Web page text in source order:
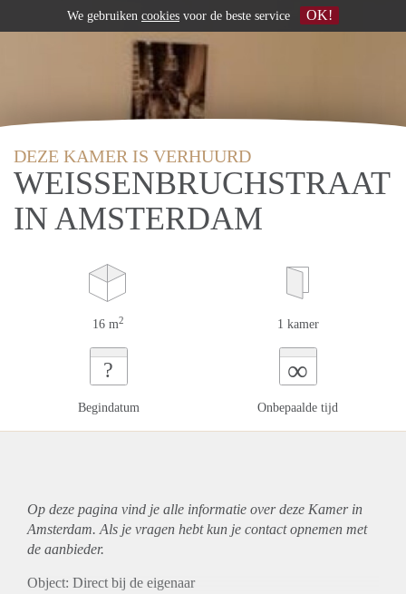
DEZE KAMER IS VERHUURD
WEISSENBRUCHSTRAAT
IN AMSTERDAM
16 m2 1 kamer
?
Begindatum
∞
Onbepaalde tijd
Op deze pagina vind je alle informatie over deze Kamer in
Amsterdam. Als je vragen hebt kun je contact opnemen met
de aanbieder.
Object: Direct bij de eigenaar
We gebruiken cookies voor de beste service OK!